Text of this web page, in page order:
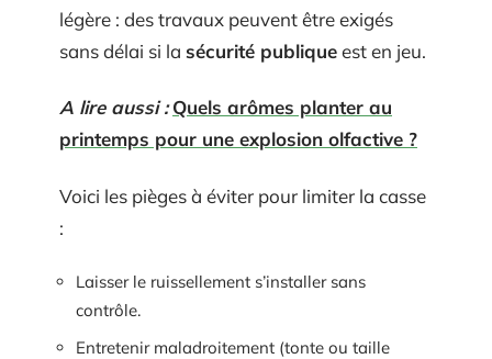
légère : des travaux peuvent être exigés
sans délai si la sécurité publiqueest en jeu.
A lire aussi : Quels arômes planter au
printemps pour une explosion olfactive ?
Voici les pièges à éviter pour limiter la casse
:
Laisser le ruissellement s’installer sans
contrôle.
Entretenir maladroitement (tonte ou taille